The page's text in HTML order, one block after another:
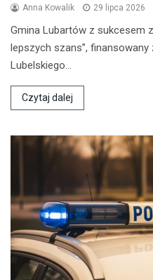
Anna Kowalik 29 lipca 2026
Gmina Lubartów z sukcesem
lepszych szans”,
Lubelskiego…
Czytaj dalej